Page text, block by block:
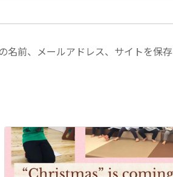
前、メールアドレス、サイトを保存